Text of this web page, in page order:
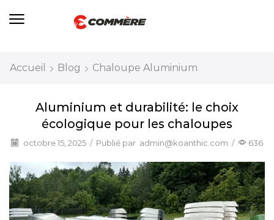
Accueil Blog Chaloupe Aluminium
Aluminium et durabilité: le choix
écologique pour les chaloupes
octobre 15, 2025 / Publié par admin@koanthic.com / 636